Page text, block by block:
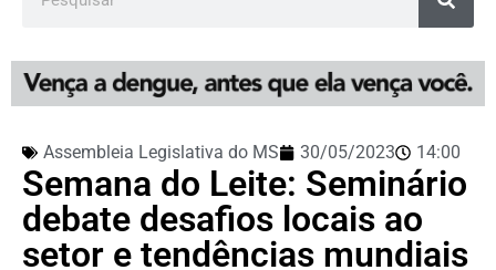
Assembleia Legislativa do MS 30/05/2023 14:00
Semana do Leite: Seminário
debate desafios locais ao
setor e tendências mundiais